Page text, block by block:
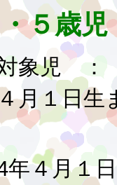
５歳児
象児 ：【
月１日生
４歳
年４月１